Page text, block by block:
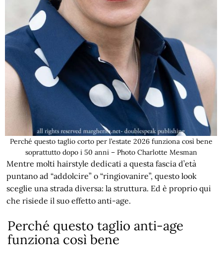
Perché questo taglio corto per l’estate 2026 funziona così bene
soprattutto dopo i 50 anni – Photo Charlotte Mesman
Mentre molti hairstyle dedicati a questa fascia d’età
puntano ad “addolcire” o “ringiovanire”, questo look
sceglie una strada diversa: la struttura. Ed è proprio qui
che risiede il suo effetto anti-age.
Perché questo taglio anti-age
funziona così bene